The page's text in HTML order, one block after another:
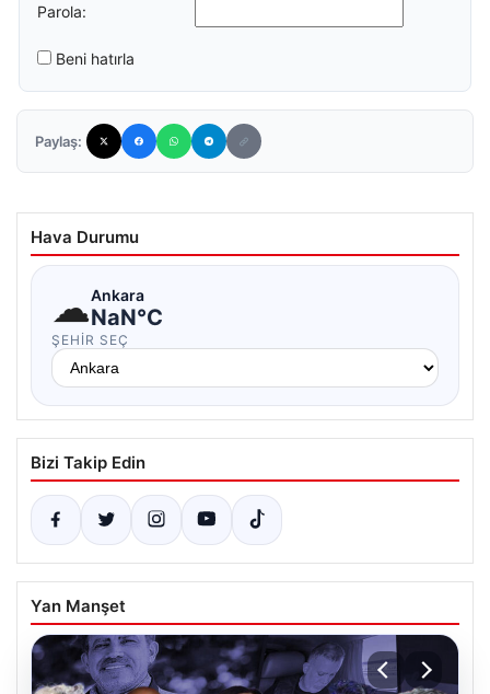
Parola:
Beni hatırla
Paylaş:
Hava Durumu
☁Ankara
NaN°C
ŞEHIR SEÇ
Bizi Takip Edin
Yan Manşet